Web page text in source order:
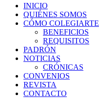
INICIO
QUIÉNES SOMOS
CÓMO COLEGIARTE
BENEFICIOS
REQUISITOS
PADRÓN
NOTICIAS
CRÓNICAS
CONVENIOS
REVISTA
CONTACTO